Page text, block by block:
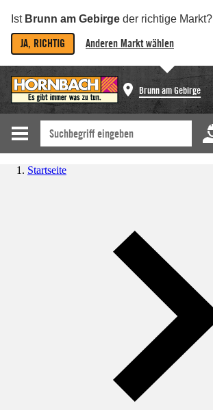
Ist Brunn am Gebirge der richtige Markt?
JA, RICHTIG Anderen Markt wählen
Brunn am Gebirge
Startseite